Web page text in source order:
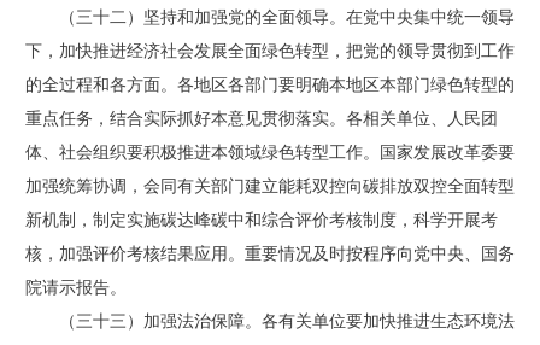
（三十二）坚持和加强党的全面领导。在党中央集中统一领导
下，加快推进经济社会发展全面绿色转型，把党的领导贯彻到工作
的全过程和各方面。各地区各部门要明确本地区本部门绿色转型的
重点任务，结合实际抓好本意见贯彻落实。各相关单位、人民团
体、社会组织要积极推进本领域绿色转型工作。国家发展改革委要
加强统筹协调，会同有关部门建立能耗双控向碳排放双控全面转型
新机制，制定实施碳达峰碳中和综合评价考核制度，科学开展考
核，加强评价考核结果应用。重要情况及时按程序向党中央、国务
院请示报告。
（三十三）加强法治保障。各有关单位要加快推进生态环境法